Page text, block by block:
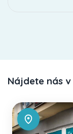
Nájdete nás